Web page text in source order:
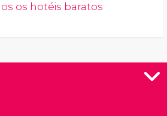
os hotéis baratos